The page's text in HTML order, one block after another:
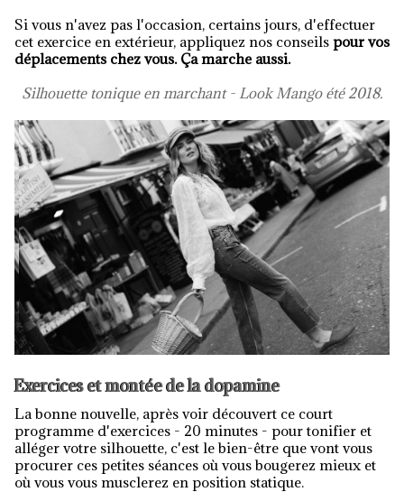
Si vous n'avez pas l'occasion, certains jours, d'effectuer
cet exercice en extérieur, appliquez nos conseils pour vos
déplacements chez vous. Ça marche aussi.
Silhouette tonique en marchant - Look Mango été 2018.
Exercices et montée de la dopamine
La bonne nouvelle, après voir découvert ce court
programme d'exercices - 20 minutes - pour tonifier et
alléger votre silhouette, c'est le bien-être que vont vous
procurer ces petites séances où vous bougerez mieux et
où vous vous musclerez en position statique.